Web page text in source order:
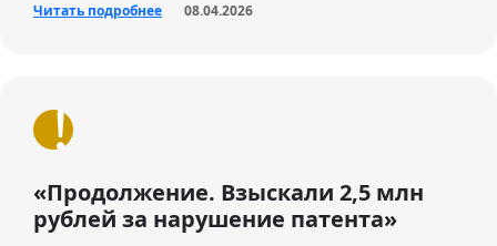
Читать подробнее 08.04.2026
«Продолжение. Взыскали 2,5 млн
рублей за нарушение патента»